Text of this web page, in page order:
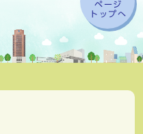
ページ
トップへ